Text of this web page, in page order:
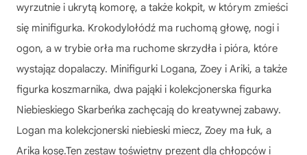
wyrzutnie i ukrytą komorę, a także kokpit, w którym zmieści
się minifigurka. Krokodylołódź ma ruchomą głowę, nogi i
ogon, a w trybie orła ma ruchome skrzydła i pióra, które
wystająz dopalaczy. Minifigurki Logana, Zoey i Ariki, a także
figurka koszmarnika, dwa pająki i kolekcjonerska figurka
Niebieskiego Skarbeńka zachęcają do kreatywnej zabawy.
Logan ma kolekcjonerski niebieski miecz, Zoey ma łuk, a
Arika kosę.Ten zestaw toświetny prezent dla chłopców i